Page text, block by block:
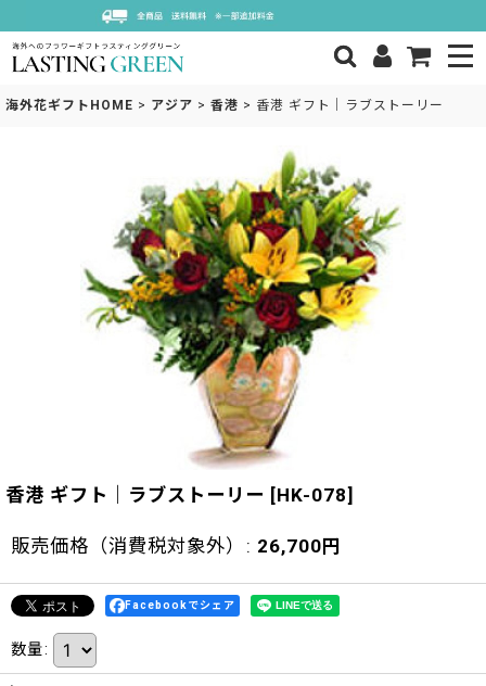
海外花ギフトHOME > アジア > 香港 > 香港 ギフト｜ラブストーリー
香港 ギフト｜ラブストーリー [HK-078]
販売価格（消費税対象外） : 26,700 円
Facebookでシェア
数量: